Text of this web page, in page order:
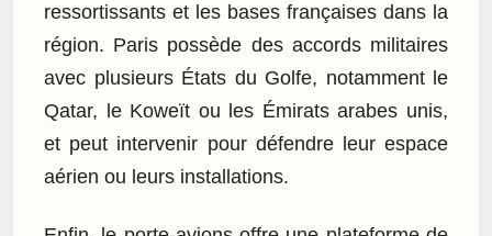
ressortissants et les bases françaises dans la
région. Paris possède des accords militaires
avec plusieurs États du Golfe, notamment le
Qatar, le Koweït ou les Émirats arabes unis,
et peut intervenir pour défendre leur espace
aérien ou leurs installations.